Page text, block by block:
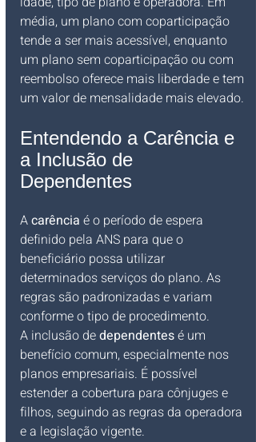
média, um plano com coparticipação
tende a ser mais acessível, enquanto
um plano sem coparticipação ou com
reembolso oferece mais liberdade e tem
um valor de mensalidade mais elevado.
Entendendo a Carência e
a Inclusão de
Dependentes
A carência é o período de espera
definido pela ANS para que o
beneficiário possa utilizar
determinados serviços do plano. As
regras são padronizadas e variam
conforme o tipo de procedimento.
A inclusão de dependentes é um
benefício comum, especialmente nos
planos empresariais. É possível
estender a cobertura para cônjuges e
filhos, seguindo as regras da operadora
e a legislação vigente.